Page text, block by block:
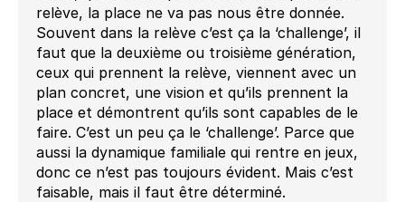
relève, la place ne va pas nous être donnée.
Souvent dans la relève c’est ça la ‘challenge’, il
faut que la deuxième ou troisième génération,
ceux qui prennent la relève, viennent avec un
plan concret, une vision et qu’ils prennent la
place et démontrent qu’ils sont capables de le
faire. C’est un peu ça le ‘challenge’. Parce que
aussi la dynamique familiale qui rentre en jeux,
donc ce n’est pas toujours évident. Mais c’est
faisable, mais il faut être déterminé.